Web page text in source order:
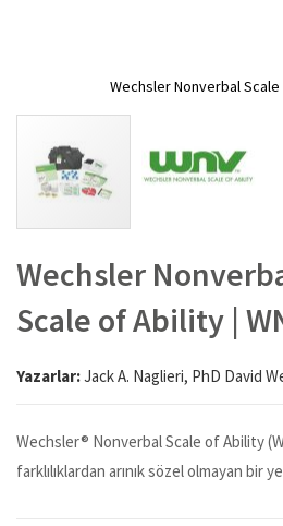
Wechsler Nonverbal Scale
galerisinin
başlangıcına
Wechsler
Scale of Ability |
Yazarlar:Jack A. Naglieri, PhD David
Wechsler® Nonverbal Scale of Ability
farklılıklardan arınık sözel olmayan bir